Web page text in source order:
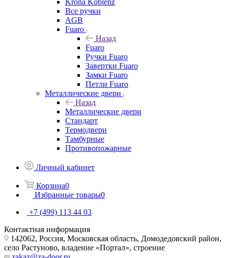
Krona Koblenz
Все ручки
AGB
Fuaro
Назад
Fuaro
Ручки Fuaro
Завертки Fuaro
Замки Fuaro
Петли Fuaro
Металлические двери
Назад
Металлические двери
Стандарт
Термодвери
Тамбурные
Противопожарные
Личный кабинет
Корзина0
Избранные товары0
+7 (499) 113 44 03
Контактная информация
142062, Россия, Московская область, Домодедовский район,
село Растуново, владение «Портал», строение